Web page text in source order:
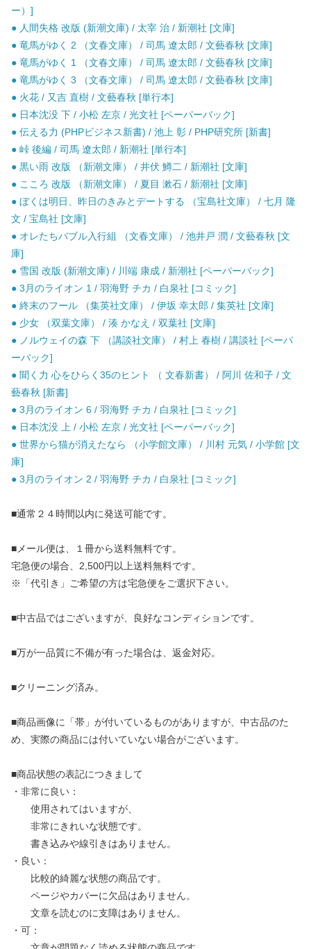
ー）]
● 人間失格 改版 (新潮文庫) / 太宰 治 / 新潮社 [文庫]
● 竜馬がゆく 2 （文春文庫） / 司馬 遼太郎 / 文藝春秋 [文庫]
● 竜馬がゆく 1 （文春文庫） / 司馬 遼太郎 / 文藝春秋 [文庫]
● 竜馬がゆく 3 （文春文庫） / 司馬 遼太郎 / 文藝春秋 [文庫]
● 火花 / 又吉 直樹 / 文藝春秋 [単行本]
● 日本沈没 下 / 小松 左京 / 光文社 [ペーパーバック]
● 伝える力 (PHPビジネス新書) / 池上 彰 / PHP研究所 [新書]
● 峠 後編 / 司馬 遼太郎 / 新潮社 [単行本]
● 黒い雨 改版 （新潮文庫） / 井伏 鱒二 / 新潮社 [文庫]
● こころ 改版 （新潮文庫） / 夏目 漱石 / 新潮社 [文庫]
● ぼくは明日、昨日のきみとデートする （宝島社文庫） / 七月 隆
文 / 宝島社 [文庫]
● オレたちバブル入行組 （文春文庫） / 池井戸 潤 / 文藝春秋 [文
庫]
● 雪国 改版 (新潮文庫) / 川端 康成 / 新潮社 [ペーパーバック]
● 3月のライオン 1 / 羽海野 チカ / 白泉社 [コミック]
● 終末のフール （集英社文庫） / 伊坂 幸太郎 / 集英社 [文庫]
● 少女 （双葉文庫） / 湊 かなえ / 双葉社 [文庫]
● ノルウェイの森 下 （講談社文庫） / 村上 春樹 / 講談社 [ペーパ
ーバック]
● 聞く力 心をひらく35のヒント （ 文春新書） / 阿川 佐和子 / 文
藝春秋 [新書]
● 3月のライオン 6 / 羽海野 チカ / 白泉社 [コミック]
● 日本沈没 上 / 小松 左京 / 光文社 [ペーパーバック]
● 世界から猫が消えたなら （小学館文庫） / 川村 元気 / 小学館 [文
庫]
● 3月のライオン 2 / 羽海野 チカ / 白泉社 [コミック]
■通常２４時間以内に発送可能です。
■メール便は、１冊から送料無料です。
宅急便の場合、2,500円以上送料無料です。
※「代引き」ご希望の方は宅急便をご選択下さい。
■中古品ではございますが、良好なコンディションです。
■万が一品質に不備が有った場合は、返金対応。
■クリーニング済み。
■商品画像に「帯」が付いているものがありますが、中古品のた
め、実際の商品には付いていない場合がございます。
■商品状態の表記につきまして
・非常に良い：
使用されてはいますが、
非常にきれいな状態です。
書き込みや線引きはありません。
・良い：
比較的綺麗な状態の商品です。
ページやカバーに欠品はありません。
文章を読むのに支障はありません。
・可：